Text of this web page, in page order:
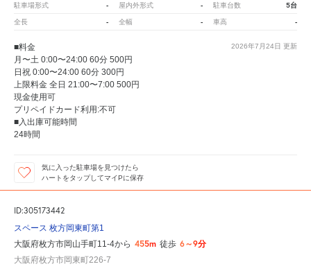
駐車場形式 - 屋内外形式 - 駐車台数 5台
全長 - 全幅 - 車高 -
2026年7月24日 更新
■料金
月〜土 0:00〜24:00 60分 500円
日祝 0:00〜24:00 60分 300円
上限料金 全日 21:00〜7:00 500円
現金使用可
プリペイドカード利用:不可
■入出庫可能時間
24時間
気に入った駐車場を見つけたら
ハートをタップしてマイPに保存
ID:305173442
スペース 枚方岡東町第1
大阪府枚方市岡山手町11-4から 455m 徒歩 6～9分
大阪府枚方市岡東町226-7